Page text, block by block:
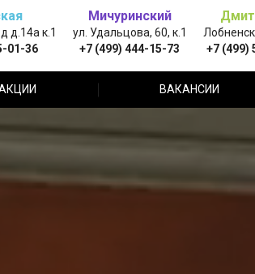
д.14а к.1
01-36
Мичуринский
ул. Удальцова, 60, к.1
+7 (499) 444-15-73
+7 (499)
ВАКАНСИИ